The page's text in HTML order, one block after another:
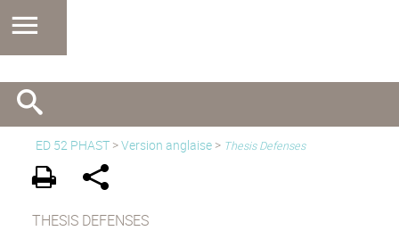
ED 52 PHAST >Version anglaise > Thesis Defenses
THESIS DEFENSES